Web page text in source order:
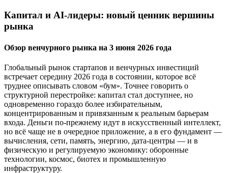
Капитал и AI-лидеры: новый ценник вершины
рынка
Обзор венчурного рынка на 3 июня 2026 года
Глобальный рынок стартапов и венчурных инвестиций
встречает середину 2026 года в состоянии, которое всё
труднее описывать словом «бум». Точнее говорить о
структурной перестройке: капитал стал доступнее, но
одновременно гораздо более избирательным,
концентрированным и привязанным к реальным барьерам
входа. Деньги по-прежнему идут в искусственный интеллект,
но всё чаще не в очередное приложение, а в его фундамент —
вычисления, сети, память, энергию, дата-центры — и в
физическую и регулируемую экономику: оборонные
технологии, космос, биотех и промышленную
инфраструктуру.